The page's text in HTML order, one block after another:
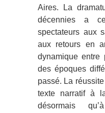
Aires. La
décennies a
spectateurs aux
aux retours en
dynamique entre
des époques
passé. La
texte narratif à
désormais